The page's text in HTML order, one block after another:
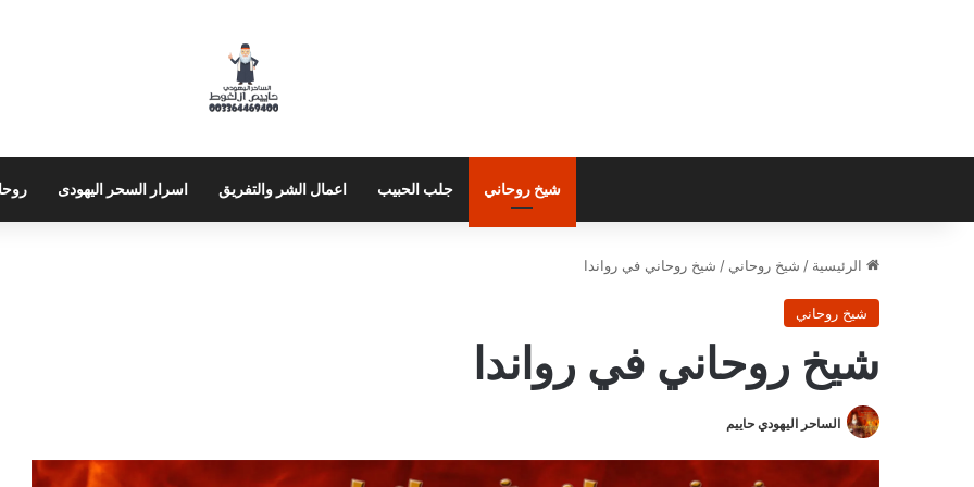
شيخ روحاني جلب الحبيب اعمال الشر والتفريق اسرار السحر اليهودى
الرئيسية / شيخ روحاني / شيخ روحاني في رواندا
شيخ روحاني
شيخ روحاني في رواندا
الساحر اليهودي حاييم